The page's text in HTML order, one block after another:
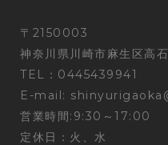
〒2150003
神奈川県川崎市麻生区高
TEL：0445439941
E-mail:
営業時間:9:30～17:00
定休日：火、水